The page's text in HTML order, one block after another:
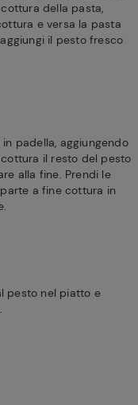
della pasta,
e versa la pasta
il pesto fresco
padella, aggiungendo
il resto del pesto
alla fine. Prendi le
a fine cottura in
pesto nel piatto e